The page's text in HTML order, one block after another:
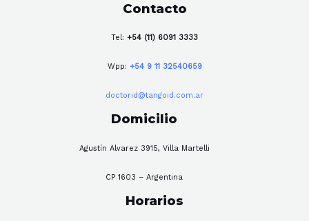
Contacto
Tel: +54 (11) 6091 3333
Wpp: +54 9 11 32540659
doctorid@tangoid.com.ar
Domicilio
Agustín Alvarez 3915, Villa Martelli
CP 1603 – Argentina
Horarios